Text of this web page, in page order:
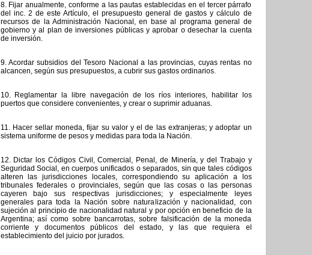
8. Fijar anualmente, conforme a las pautas establecidas en el tercer párrafo
del inc. 2 de este Artículo, el presupuesto general de gastos y cálculo de
recursos de la Administración Nacional, en base al programa general de
gobierno y al plan de inversiones públicas y aprobar o desechar la cuenta
de inversión.
9. Acordar subsidios del Tesoro Nacional a las provincias, cuyas rentas no
alcancen, según sus presupuestos, a cubrir sus gastos ordinarios.
10. Reglamentar la libre navegación de los ríos interiores, habilitar los
puertos que considere convenientes, y crear o suprimir aduanas.
11. Hacer sellar moneda, fijar su valor y el de las extranjeras; y adoptar un
sistema uniforme de pesos y medidas para toda la Nación.
12. Dictar los Códigos Civil, Comercial, Penal, de Minería, y del Trabajo y
Seguridad Social, en cuerpos unificados o separados, sin que tales códigos
alteren las jurisdicciones locales, correspondiendo su aplicación a los
tribunales federales o provinciales, según que las cosas o las personas
cayeren bajo sus respectivas jurisdicciones; y especialmente leyes
generales para toda la Nación sobre naturalización y nacionalidad, con
sujeción al principio de nacionalidad natural y por opción en beneficio de la
Argentina; así como sobre bancarrotas, sobre falsificación de la moneda
corriente y documentos públicos del estado, y las que requiera el
establecimiento del juicio por jurados.